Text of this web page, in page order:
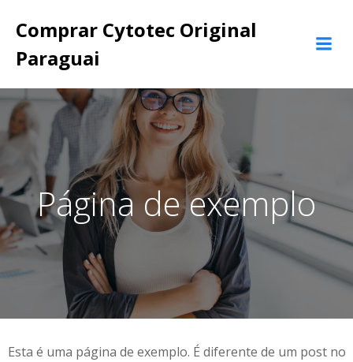
para
Comprar Cytotec Original
Paraguai
Página de exemplo
Esta é uma página de exemplo. É diferente de um post no